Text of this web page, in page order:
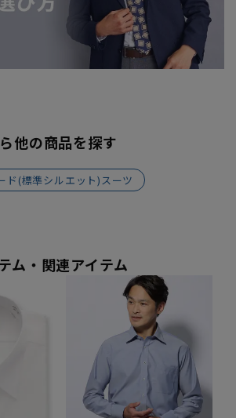
他の商品を探す
ド(標準シルエット)スーツ
ム・関連アイテム